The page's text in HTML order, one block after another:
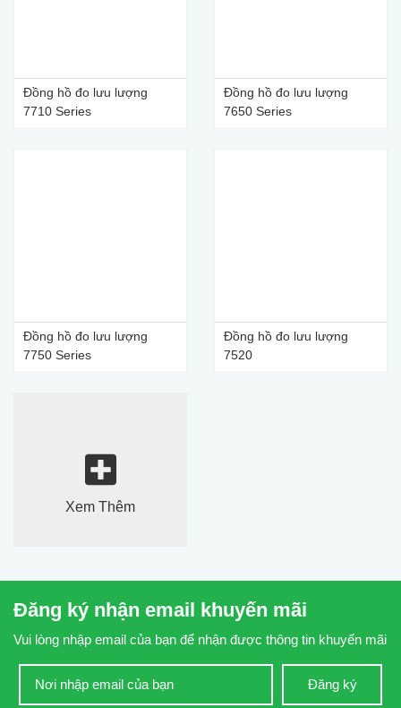
Đồng hồ đo lưu lượng
7710 Series
Đồng hồ đo lưu lượng
7650 Series
Đồng hồ đo lưu lượng
7750 Series
Đồng hồ đo lưu lượng
7520
Xem Thêm
Đăng ký nhận email khuyến mãi
Vui lòng nhập email của bạn để nhận được thông tin khuyến mãi
Đăng ký